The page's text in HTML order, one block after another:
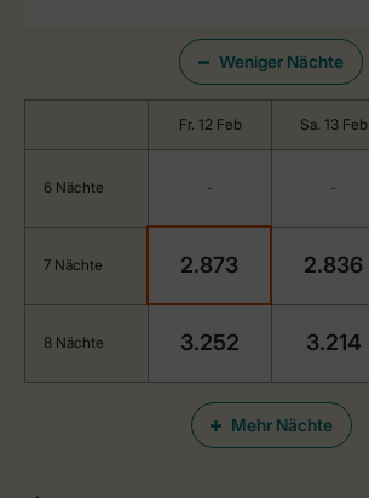
Weniger Nächte
Mehr Nächte
Fr. 12 Feb Sa. 13 Feb
6 Nächte - -
7 Nächte 2.873 2.836
8 Nächte 3.252 3.214